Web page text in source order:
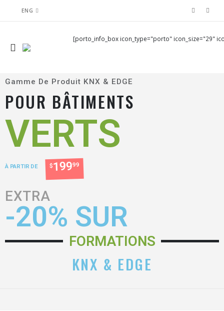
ENG
[porto_info_box icon_type="porto" icon_size="29"
Gamme De Produit KNX & EDGE
POUR BÂTIMENTS
VERTS
À PARTIR DE $19999
EXTRA
-20% SUR
FORMATIONS
KNX & EDGE